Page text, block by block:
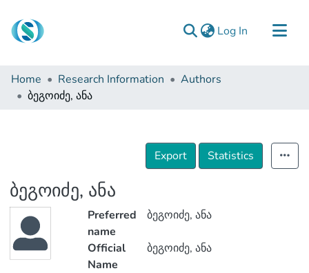
Log In (current)
Communities & Collections
Browse
Home Research Information
Authors
ბეგოიძე, ანა
Export Statistics
ბეგოიძე, ანა
Preferred
name
ბეგოიძე, ანა
Official
Name
ბეგოიძე, ანა